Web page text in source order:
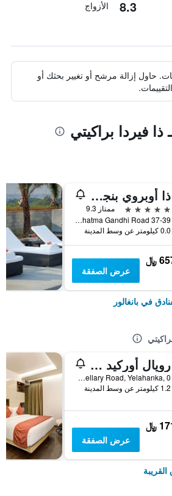
8.3 الأزواج
حاول إزالة مرشح أو تغيير بحثك أو
فيردا براكيتي
ذا أوبروي بنجلور
5 نجوم
ممتاز 9.3
37-39 Mahatma Gandhi Road, بانغالور, الهند
0.0 كيلومتر عن وسط المدينة
﷼
عرض الصفقة
في بانغالور
رويال أوركيد ريزورت آند كونفينشن سينتر
Allalasandra, Bellary Road, Yelahanka, 0, بانغالور, الهند
1.2 كيلومتر عن وسط المدينة
﷼
عرض الصفقة